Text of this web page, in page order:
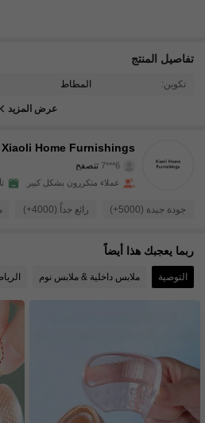
تفاصيل المنتج
تكوين: المطاط
عرض المزيد
Xiaoli Home Furnishings
6***7
تتصفح
4.83
4.83 2.1K متابعون
4.83
4.83 2.1K متابعون
عملاء متكررون بشكل كبير
جودة جيدة (5000+) رائع جداً (4000+)
ربما يعجبك هذا أيضاً
التوصية ملابس داخلية & ملابس نوم